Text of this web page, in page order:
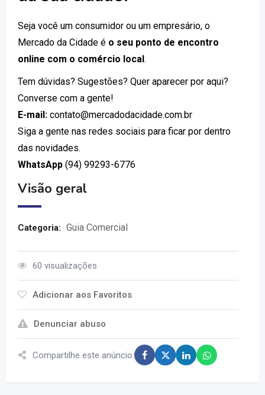
Seja você um consumidor ou um empresário, o
Mercado da Cidade é o seu ponto de encontro
online com o comércio local.
Tem dúvidas? Sugestões? Quer aparecer por aqui?
Converse com a gente!
E-mail: contato@mercadodacidade.com.br
Siga a gente nas redes sociais para ficar por dentro
das novidades.
WhatsApp (94) 99293-6776
Visão geral
Categoria: Guia Comercial
60 visualizações
Adicionar aos Favoritos
Denunciar abuso
Compartilhe este anúncio: